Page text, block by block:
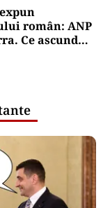
român: ANP
Ce ascund